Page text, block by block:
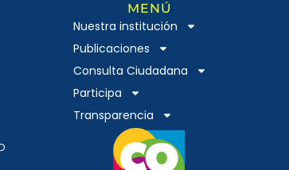
MENÚ
Nuestra institución
Publicaciones
Consulta Ciudadana
Participa
Transparencia